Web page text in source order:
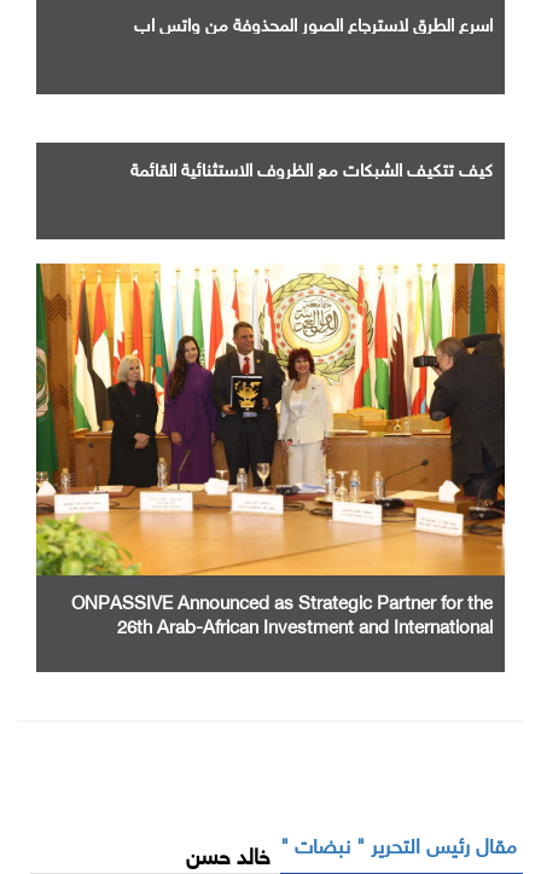
اسرع الطرق لاسترجاع الصور المحذوفة من واتس اب
كيف تتكيف الشبكات مع الظروف الاستثنائية القائمة
ONPASSIVE Announced as Strategic Partner for the
26th Arab-African Investment and International
مقال رئيس التحرير " نبضات " خالد حسن